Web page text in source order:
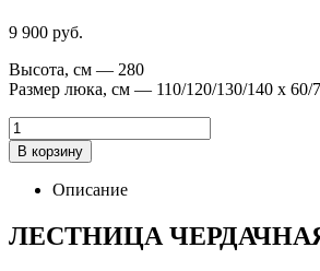
9 900 руб.
Высота, см — 280
Размер люка, см — 110/120/130/140 х 60/
В корзину
Описание
ЛЕСТНИЦА ЧЕРДАЧНАЯ